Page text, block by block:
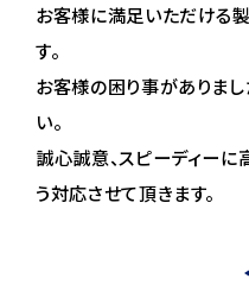
お客様に満足いただける
す。
お客様の困り事がありま
い。
誠心誠意、スピーディー
う対応させて頂きます。